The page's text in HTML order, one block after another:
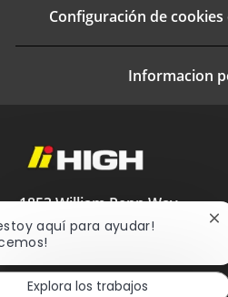
Configuración de
Informacion
1853 William Penn Way
Lancaster, PA 17605
717.293.4444
High.net
aquí para ayudar!
Explora los trabajos